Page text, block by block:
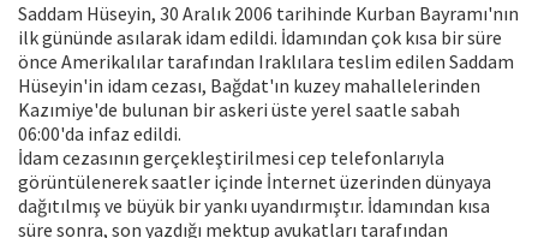
Saddam Hüseyin, 30 Aralık 2006 tarihinde Kurban Bayramı'nın
ilk gününde asılarak idam edildi. İdamından çok kısa bir süre
önce Amerikalılar tarafından Iraklılara teslim edilen Saddam
Hüseyin'in idam cezası, Bağdat'ın kuzey mahallelerinden
Kazımiye'de bulunan bir askeri üste yerel saatle sabah
06:00'da infaz edildi.
İdam cezasının gerçekleştirilmesi cep telefonlarıyla
görüntülenerek saatler içinde İnternet üzerinden dünyaya
dağıtılmış ve büyük bir yankı uyandırmıştır. İdamından kısa
süre sonra, son yazdığı mektup avukatları tarafından